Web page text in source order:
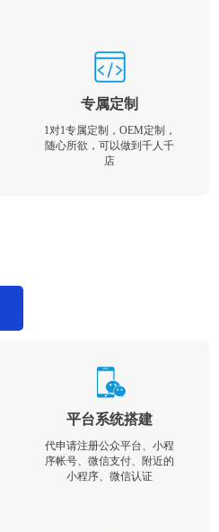
专属定制
1对1专属定制，OEM定制，
随心所欲，可以做到千人千
店
平台系统搭建
代申请注册公众平台、小程
序帐号、微信支付、附近的
小程序、微信认证